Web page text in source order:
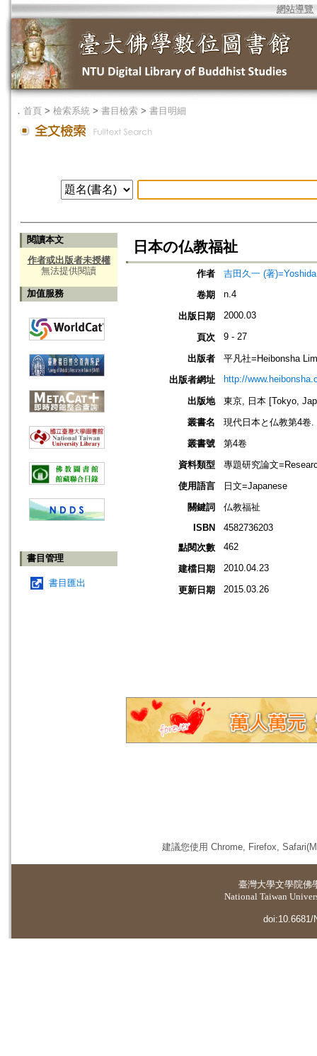
網站導覽
． 首頁 > 檢索系統 > 書目檢索 > 書目明細
閱讀本文
作者或出版者未授權
無法提供閱讀
加值服務
書目管理
書目匯出
日本の仏教福祉
作者
吉田久一 (著
卷期
n.4
出版日期 2000.03
頁次 9 - 27
出版者
平凡社=Heibonsha
出版者網址
http://
出版地
東京, 日本 [Tokyo,
叢書名
現代日本と仏教第4卷.
叢書號
第4卷
資料類型
專題研究論文
使用語言
日文=Japanese
關鍵詞
仏教福祉
ISBN
4582736203
點閱次數
462
建檔日期 2010.04.23
更新日期 2015.03.26
建議您使用 Chrome, Firefox,
臺灣大學文學院佛
National Taiwan
doi:10.6681/